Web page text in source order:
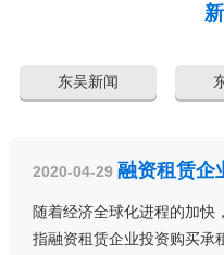
东吴新闻
2020-04-29 融资租赁企
随着经济全球化进程的加快
指融资租赁企业投资购买承